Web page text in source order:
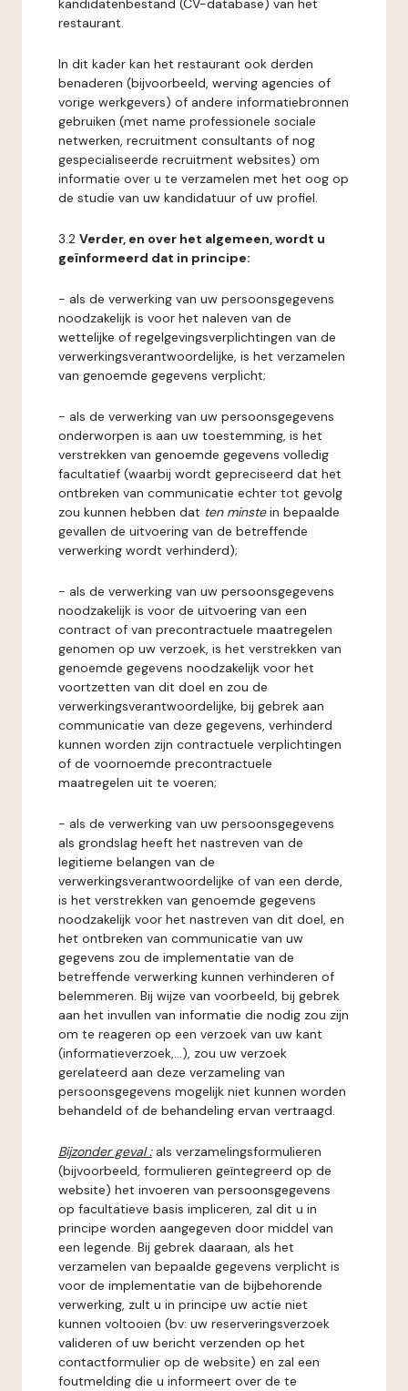
kandidatenbestand (CV-database) van het
restaurant.
In dit kader kan het restaurant ook derden
benaderen (bijvoorbeeld, werving agencies of
vorige werkgevers) of andere informatiebronnen
gebruiken (met name professionele sociale
netwerken, recruitment consultants of nog
gespecialiseerde recruitment websites) om
informatie over u te verzamelen met het oog op
de studie van uw kandidatuur of uw profiel.
3.2 Verder, en over het algemeen, wordt u
geïnformeerd dat in principe:
- als de verwerking van uw persoonsgegevens
noodzakelijk is voor het naleven van de
wettelijke of regelgevingsverplichtingen van de
verwerkingsverantwoordelijke, is het verzamelen
van genoemde gegevens verplicht;
- als de verwerking van uw persoonsgegevens
onderworpen is aan uw toestemming, is het
verstrekken van genoemde gegevens volledig
facultatief (waarbij wordt gepreciseerd dat het
ontbreken van communicatie echter tot gevolg
zou kunnen hebben dat ten minstein bepaalde
gevallen de uitvoering van de betreffende
verwerking wordt verhinderd);
- als de verwerking van uw persoonsgegevens
noodzakelijk is voor de uitvoering van een
contract of van precontractuele maatregelen
genomen op uw verzoek, is het verstrekken van
genoemde gegevens noodzakelijk voor het
voortzetten van dit doel en zou de
verwerkingsverantwoordelijke, bij gebrek aan
communicatie van deze gegevens, verhinderd
kunnen worden zijn contractuele verplichtingen
of de voornoemde precontractuele
maatregelen uit te voeren;
- als de verwerking van uw persoonsgegevens
als grondslag heeft het nastreven van de
legitieme belangen van de
verwerkingsverantwoordelijke of van een derde,
is het verstrekken van genoemde gegevens
noodzakelijk voor het nastreven van dit doel, en
het ontbreken van communicatie van uw
gegevens zou de implementatie van de
betreffende verwerking kunnen verhinderen of
belemmeren. Bij wijze van voorbeeld, bij gebrek
aan het invullen van informatie die nodig zou zijn
om te reageren op een verzoek van uw kant
(informatieverzoek,...), zou uw verzoek
gerelateerd aan deze verzameling van
persoonsgegevens mogelijk niet kunnen worden
behandeld of de behandeling ervan vertraagd.
Bijzonder geval : als verzamelingsformulieren
(bijvoorbeeld, formulieren geïntegreerd op de
website) het invoeren van persoonsgegevens
op facultatieve basis impliceren, zal dit u in
principe worden aangegeven door middel van
een legende. Bij gebrek daaraan, als het
verzamelen van bepaalde gegevens verplicht is
voor de implementatie van de bijbehorende
verwerking, zult u in principe uw actie niet
kunnen voltooien (bv: uw reserveringsverzoek
valideren of uw bericht verzenden op het
contactformulier op de website) en zal een
foutmelding die u informeert over de te